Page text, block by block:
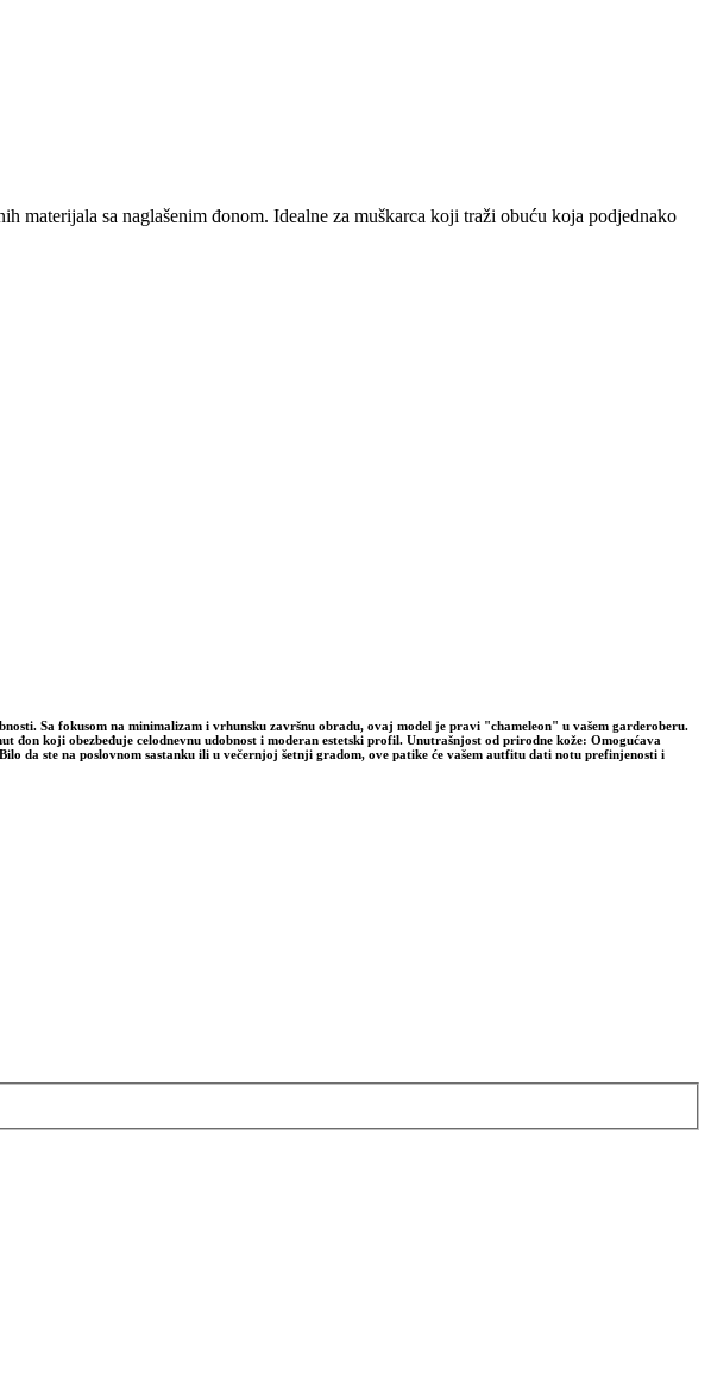
sa naglašenim đonom. Idealne za muškarca koji traži obuću koja podjednako
Sa fokusom na minimalizam i vrhunsku završnu obradu, ovaj model je pravi "chameleon" u vašem garderoberu.
koji obezbeđuje celodnevnu udobnost i moderan estetski profil. Unutrašnjost od prirodne kože: Omogućava
da ste na poslovnom sastanku ili u večernjoj šetnji gradom, ove patike će vašem autfitu dati notu prefinjenosti i